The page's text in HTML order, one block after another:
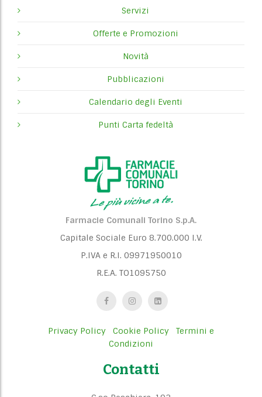
Servizi
Offerte e Promozioni
Novità
Pubblicazioni
Calendario degli Eventi
Punti Carta fedeltà
Farmacie Comunali Torino S.p.A.
Capitale Sociale Euro 8.700.000 I.V.
P.IVA e R.I. 09971950010
R.E.A. TO1095750
Privacy Policy Cookie Policy
Termini e
Condizioni
Contatti